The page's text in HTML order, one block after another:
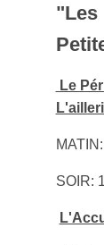
"Les
Le
SOIR: